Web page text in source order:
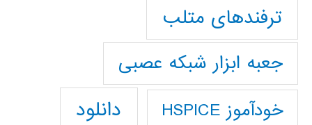
ترفندهای متلب
جعبه ابزار شبکه عصبی
خودآموز HSPICE دانلود